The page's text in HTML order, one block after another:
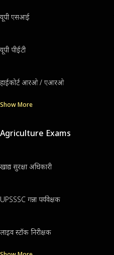
यूपी एसआई
यूपी पीईटी
हाईकोर्ट आरओ / एआरओ
Show More
Agriculture Exams
खाद्य सुरक्षा अधिकारी
UPSSSC गन्ना पर्यवेक्षक
लाइव स्टॉक निरीक्षक